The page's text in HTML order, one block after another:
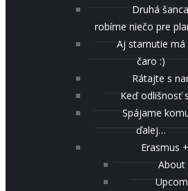
Druhá
robíme niečo pre
Aj starnutie má
čaro :)
Rátajte s
Keď odlišnosť
Spájame
ďalej…
Erasmus +
About